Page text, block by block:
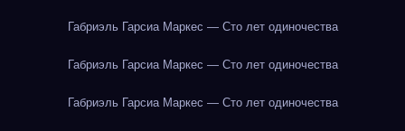
Габриэль Гарсиа Маркес — Сто лет одиночества
Габриэль Гарсиа Маркес — Сто лет одиночества
Габриэль Гарсиа Маркес — Сто лет одиночества